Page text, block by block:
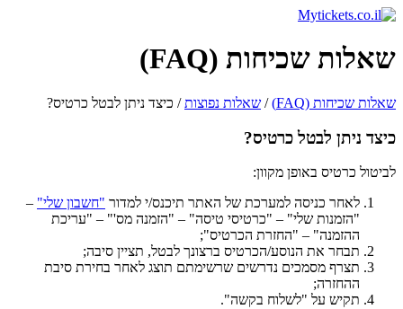
שאלות שכיחות (FAQ)
שאלות שכיחות (FAQ) / שאלות נפוצות/ כיצד ניתן לבטל כרטיס?
כיצד ניתן לבטל כרטיס?
לביטול כרטיס באופן מקוון:
לאחר כניסה למערכת של האתר תיכנס/י למדור "חשבון שלי" –
"הזמנות שלי" – "כרטיסי טיסה" – "הזמנה מס'" – "עריכת
ההזמנה" – "החזרת הכרטיס";
תבחר את הנוסע/הכרטיס ברצונך לבטל, תציין סיבה;
תצרף מסמכים נדרשים שרשימתם תוצג לאחר בחירת סיבת
ההחזרה;
תקיש על "לשלוח בקשה".